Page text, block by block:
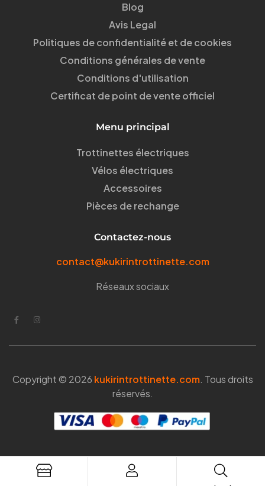
Blog
Avis Legal
Politiques de confidentialité et de cookies
Conditions générales de vente
Conditions d'utilisation
Certificat de point de vente officiel
Menu principal
Trottinettes électriques
Vélos électriques
Accessoires
Pièces de rechange
Contactez-nous
contact@kukirintrottinette.com
Réseaux sociaux
Copyright © 2026 kukirintrottinette.com. Tous droits
réservés.